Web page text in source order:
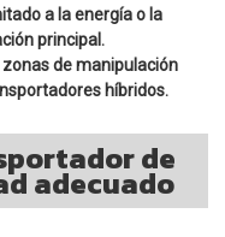
a la energía o la
principal.
de manipulación
híbridos.
de
adecuado